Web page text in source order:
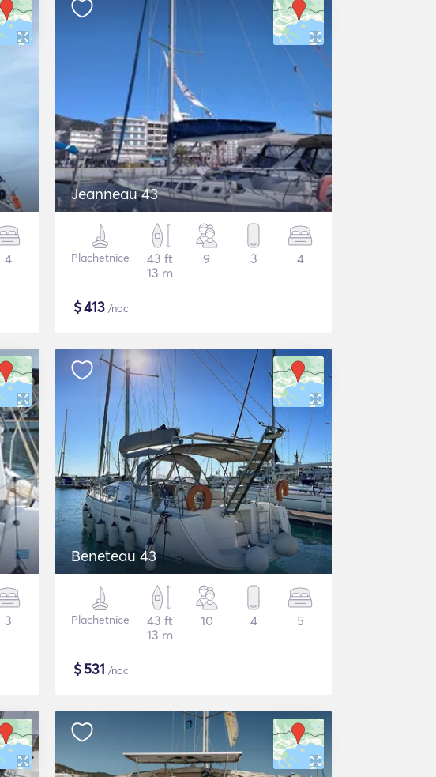
4
Jeanneau 43
Plachetnice
43 ft
13 m
9 3 4
$413 /noc
3
Beneteau 43
Plachetnice
43 ft
13 m
10 4 5
$531 /noc